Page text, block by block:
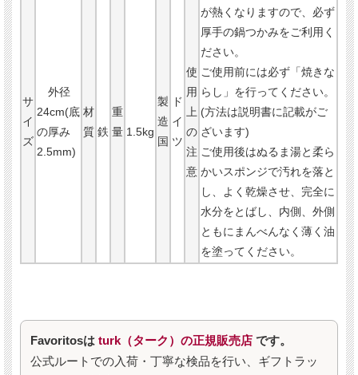
サ
イ
ズ
外径
24cm(底
の厚み
2.5mm)
材
質 鉄
重
量 1.5kg
製
造
国
ド
イ
ツ
使
用
上
の
注
意
が熱くなりますので、必ず
厚手の鍋つかみをご利用く
ださい。
ご使用前には必ず「焼きな
らし」を行ってください。
(方法は説明書に記載がご
ざいます)
ご使用後はぬるま湯と柔ら
かいスポンジで汚れを落と
し、よく乾燥させ、完全に
水分をとばし、内側、外側
ともにまんべんなく薄く油
を塗ってください。
Favoritosは turk（ターク）の正規販売店 です。
公式ルートでの入荷・丁寧な検品を行い、ギフトラッ